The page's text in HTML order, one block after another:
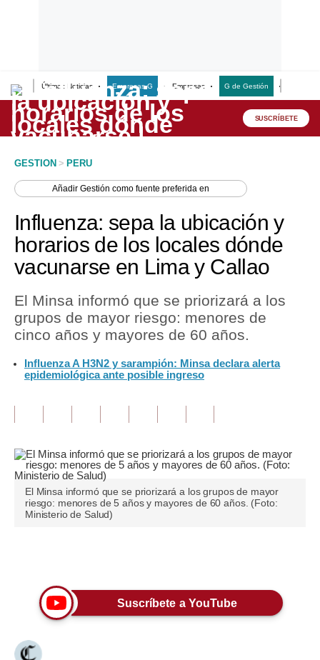
Últimas Noticias Empresas G Empresas G de Gestión
Lo último
Peru Quiosco
Economía
Mercados
Política
Finanzas Personales
Inmobiliarias
Opinión
Editorial
Pregunta de hoy
Lujo
SUSCRÍBETE
GESTION > PERU
AñadirGestión como fuente preferida en
Influenza: sepa la ubicación y
horarios de los locales dónde
vacunarse en Lima y Callao
El Minsa informó que se priorizará a los
grupos de mayor riesgo: menores de
cinco años y mayores de 60 años.
Influenza A H3N2 y sarampión: Minsa declara alerta
epidemiológica ante posible ingreso
El Minsa informó que se priorizará a los grupos de mayor
riesgo: menores de 5 años y mayores de 60 años. (Foto:
Ministerio de Salud)
Suscríbete a YouTube